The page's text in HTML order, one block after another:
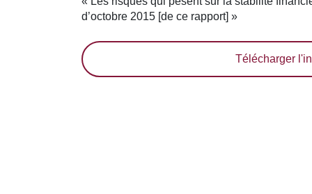
d’octobre 2015 [de ce rapport] »
Télécharger